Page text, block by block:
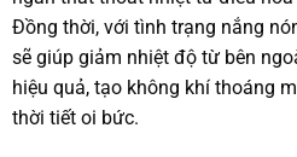
Đồng thời, với tình trạng nắng
sẽ giúp giảm nhiệt độ từ bên
hiệu quả, tạo không khí thoáng
thời tiết oi bức.